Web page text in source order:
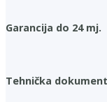
Garancija do 24 mj.
Tehnička